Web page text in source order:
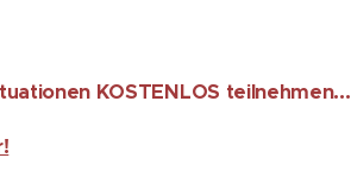
KOSTENLOS teilnehmen...